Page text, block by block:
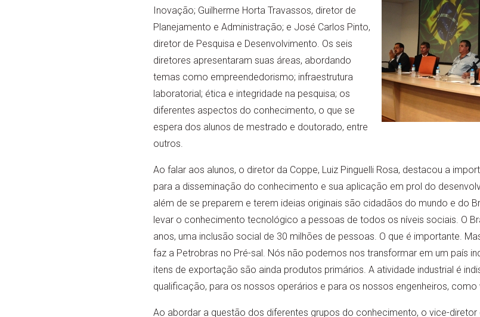
Inovação; Guilherme Horta Travassos, diretor de
Planejamento e Administração; e José Carlos Pinto,
diretor de Pesquisa e Desenvolvimento. Os seis
diretores apresentaram suas áreas, abordando
temas como empreendedorismo; infraestrutura
laboratorial; ética e integridade na pesquisa; os
diferentes aspectos do conhecimento, o que se
espera dos alunos de mestrado e doutorado, entre
outros.
Ao falar aos alunos, o diretor da Coppe, Luiz Pinguelli Rosa, destacou a
para a disseminação do conhecimento e sua aplicação em prol do
além de se preparem e terem ideias originais são cidadãos do mundo e do
levar o conhecimento tecnológico a pessoas de todos os níveis sociais. O
anos, uma inclusão social de 30 milhões de pessoas. O que é importante.
faz a Petrobras no Pré-sal. Nós não podemos nos transformar em um país
itens de exportação são ainda produtos primários. A atividade industrial é
qualificação, para os nossos operários e para os nossos engenheiros, como
Ao abordar a questão dos diferentes grupos do conhecimento, o vice-diretor